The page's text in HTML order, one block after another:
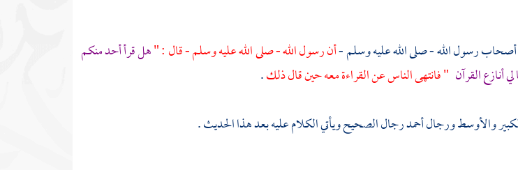
رسول الله - صلى الله عليه وسلم -أن رسول الله - صلى الله عليه وسلم - قال : "هل قرأ أحد منكم
أنازع القرآن " فانتهى الناس عن القراءة معه حين قال ذلك.
والأوسط ورجالأحمدرجال الصحيح ويأتي الكلام عليه بعد هذا الحديث .